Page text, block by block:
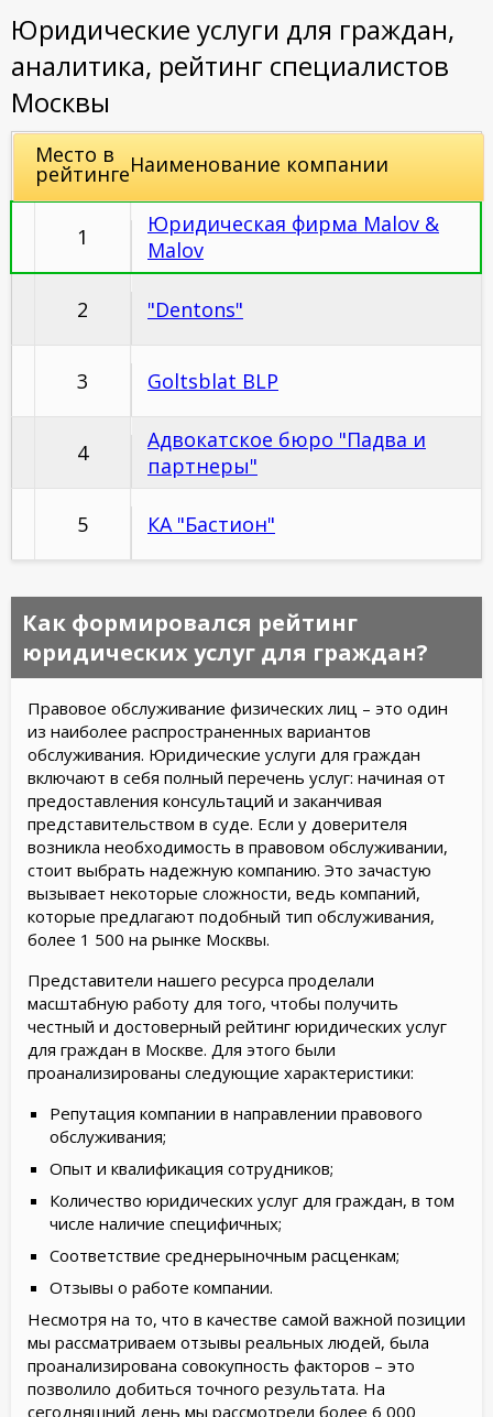
Юридические услуги для граждан,
аналитика, рейтинг специалистов
Москвы
Место в
рейтингеНаименование компании
1
Юридическая фирма Malov &
Malov
2 "Dentons"
3 Goltsblat BLP
4
Адвокатское бюро "Падва и
партнеры"
5 КА "Бастион"
Как формировался рейтинг
юридических услуг для граждан?
Правовое обслуживание физических лиц – это один
из наиболее распространенных вариантов
обслуживания. Юридические услуги для граждан
включают в себя полный перечень услуг: начиная от
предоставления консультаций и заканчивая
представительством в суде. Если у доверителя
возникла необходимость в правовом обслуживании,
стоит выбрать надежную компанию. Это зачастую
вызывает некоторые сложности, ведь компаний,
которые предлагают подобный тип обслуживания,
более 1 500 на рынке Москвы.
Представители нашего ресурса проделали
масштабную работу для того, чтобы получить
честный и достоверный рейтинг юридических услуг
для граждан в Москве. Для этого были
проанализированы следующие характеристики:
Репутация компании в направлении правового
обслуживания;
Опыт и квалификация сотрудников;
Количество юридических услуг для граждан, в том
числе наличие специфичных;
Соответствие среднерыночным расценкам;
Отзывы о работе компании.
Несмотря на то, что в качестве самой важной позиции
мы рассматриваем отзывы реальных людей, была
проанализирована совокупность факторов – это
позволило добиться точного результата. На
сегодняшний день мы рассмотрели более 6 000